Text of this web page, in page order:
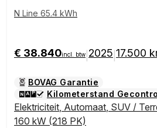
N Line 65.4 kWh
€ 38.840incl. btw 2025 17.500
BOVAG Garantie
Kilometerstand
Elektriciteit, Automaat, SUV /
160 kW (218 PK)